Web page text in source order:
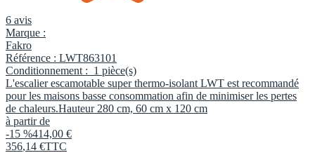
6 avis
Marque :
Fakro
Référence : LWT863101
Conditionnement : 1 pièce(s)
L'escalier escamotable super thermo-isolant LWT est recommandé
pour les maisons basse consommation afin de minimiser les pertes
de chaleurs.Hauteur 280 cm, 60 cm x 120 cm
à partir de
-15 %414,00 €
356,14 €TTC